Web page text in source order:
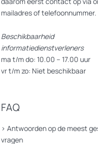
de opening van de
Be Part Of Your Revolution.
jaar heeft afgenomen en
notie van
mailadres of telefoonnummer.
Beschikbaarheid
informatiedienstverleners
ma t/m do: 10.00 – 17.00 uur
vr t/m zo: Niet beschikbaar
FAQ
> Antwoorden op de meest
vragen